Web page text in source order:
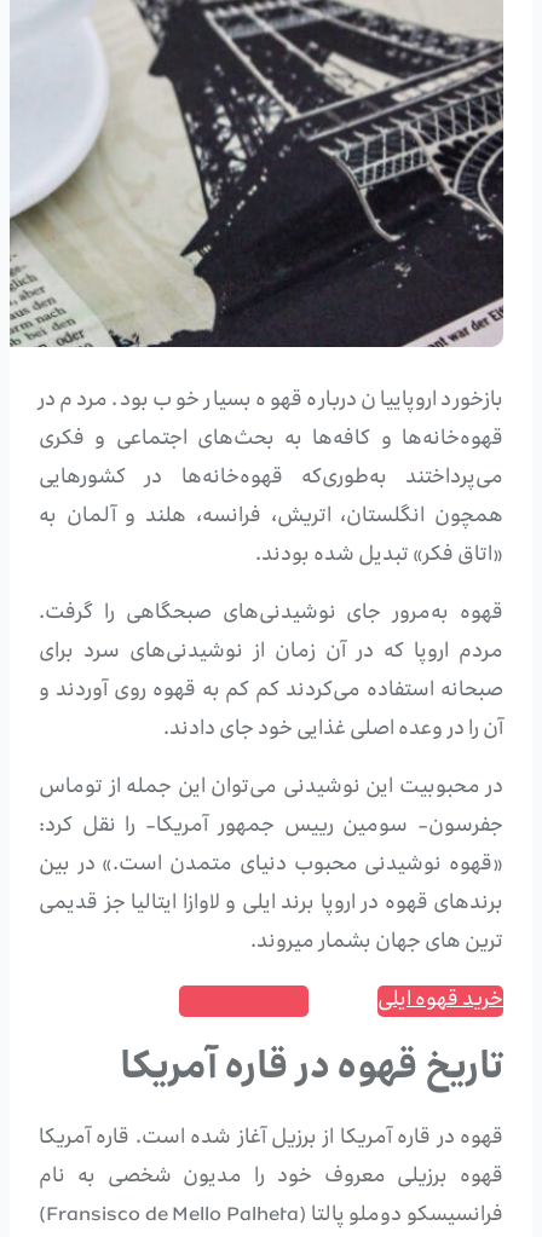
بازخورد اروپاییان درباره قهوه بسیار خوب بود. مردم در
قهوه‌خانه‌ها و کافه‌ها به بحث‌های اجتماعی و فکری
می‌پرداختند به‌طوری‌که قهوه‌خانه‌ها در کشورهایی
همچون انگلستان، اتریش، فرانسه، هلند و آلمان به
«اتاق فکر» تبدیل شده بودند.
قهوه به‌مرور جای نوشیدنی‌های صبحگاهی را گرفت.
مردم اروپا که در آن زمان از نوشیدنی‌های سرد برای
صبحانه استفاده می‌کردند کم کم به قهوه روی آوردند و
آن را در وعده اصلی غذایی خود جای دادند.
در محبوبیت این نوشیدنی می‌توان این جمله از توماس
جفرسون- سومین رییس جمهور آمریکا- را نقل کرد:
«قهوه نوشیدنی محبوب دنیای متمدن است.» در بین
برندهای قهوه در اروپا برند ایلی و لاوازا ایتالیا جز قدیمی
ترین های جهان بشمار میروند.
خرید قهوه ایلی
خرید قهوه لاوازا
تاریخ قهوه در قاره آمریکا
قهوه در قاره آمریکا از برزیل آغاز شده است. قاره آمریکا
قهوه برزیلی معروف خود را مدیون شخصی به نام
فرانسیسکو دوملو پالتا (Fransisco de Mello Palheta)